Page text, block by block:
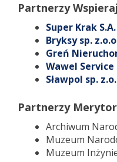
Partnerzy
Super Krak S.A.
Bryksy sp.
Greń
Wawel Service
Sławpol sp.
Partnerzy
Archiwum
Muzeum
Muzeum